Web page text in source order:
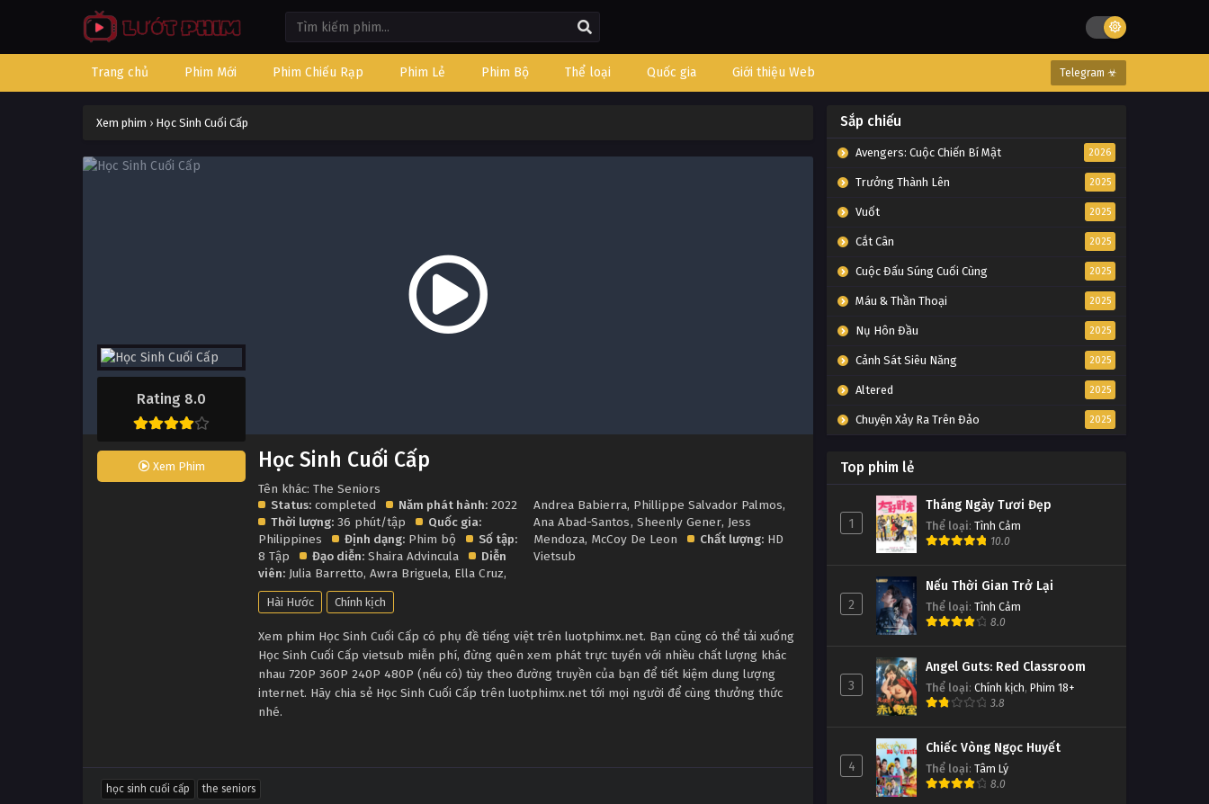
Trang chủ Phim Mới Phim Chiếu Rạp Phim Lẻ Phim Bộ Thể loại Quốc gia Giới thiệu Web Telegram ☣
Xem phim › Học Sinh Cuối Cấp
Rating 8.0
Xem Phim Học Sinh Cuối Cấp
Tên khác: The Seniors
Status: completed Năm phát hành: 2022
Thời lượng: 36 phút/tập
Quốc gia:
Philippines
Định dạng: Phim bộ
Số tập:
8 Tập
Đạo diễn: Shaira Advincula
Diễn
viên: Julia Barretto, Awra Briguela, Ella Cruz,
Andrea Babierra, Phillippe Salvador Palmos,
Ana Abad-Santos, Sheenly Gener, Jess
Mendoza, McCoy De Leon Chất lượng:HD
Vietsub
Hài Hước Chính kịch
Xem phim Học Sinh Cuối Cấp có phụ đề tiếng việt trên luotphimx.net. Bạn cũng có thể tải xuống
Học Sinh Cuối Cấp vietsub miễn phí, đừng quên xem phát trực tuyến với nhiều chất lượng khác
nhau 720P 360P 240P 480P (nếu có) tùy theo đường truyền của bạn để tiết kiệm dung lượng
internet. Hãy chia sẻ Học Sinh Cuối Cấp trên luotphimx.net tới mọi người để cùng thưởng thức
nhé.
học sinh cuối cấp the seniors
Sắp chiếu
Avengers: Cuộc Chiến Bí Mật 2026
Trưởng Thành Lên 2025
Vuốt 2025
Cắt Cân 2025
Cuộc Đấu Súng Cuối Cùng 2025
Máu & Thần Thoại 2025
Nụ Hôn Đầu 2025
Cảnh Sát Siêu Năng 2025
Altered 2025
Chuyện Xảy Ra Trên Đảo 2025
Top phim lẻ
1
Tháng Ngày Tươi Đẹp
Thể loại: Tình Cảm
10.0
2
Nếu Thời Gian Trở Lại
Thể loại: Tình Cảm
8.0
3
Angel Guts: Red Classroom
Thể loại: Chính kịch, Phim 18+
3.8
4
Chiếc Vòng Ngọc Huyết
Thể loại: Tâm Lý
8.0